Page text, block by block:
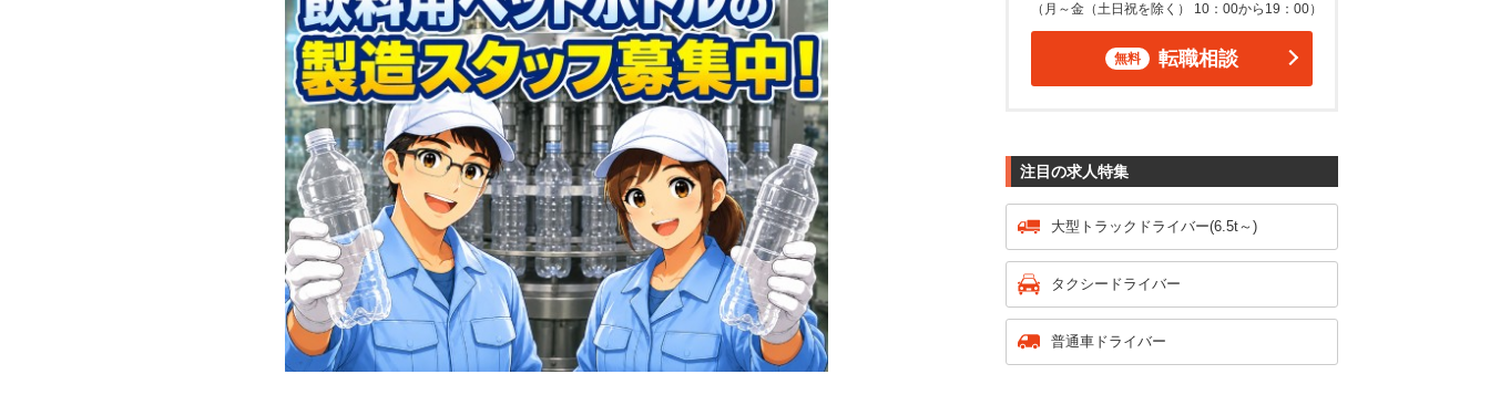
（月～金（土日祝を除く） 10：00から19：00）
無料 転職相談
注目の求人特集
大型トラックドライバー(6.5t～)
タクシードライバー
普通車ドライバー